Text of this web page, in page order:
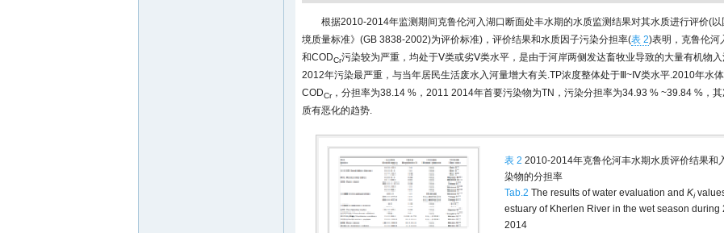
根据2010-2014年监测期间克鲁伦河入湖口断面处丰水期的水质监测结果对其水质进行评价(
境质量标准》(GB 3838-2002)为评价标准)，评价结果和水质因子污染分担率(表 2)表明，克鲁伦河
和CODCr污染较为严重，均处于Ⅴ类或劣Ⅴ类水平，是由于河岸两侧发达畜牧业导致的大量有机物入
2012年污染最严重，与当年居民生活废水入河量增大有关.TP浓度整体处于Ⅲ~Ⅳ类水平.2010年水
CODCr，分担率为38.14 %，2011 2014年首要污染物为TN，污染分担率为34.93 % ~39.84 %，
质有恶化的趋势.
表 2 2010-2014年克鲁伦河丰水期水质评价结果和
染物的分担率
Tab.2 The results of water evaluation and Ki
estuary of Kherlen River in the wet season during
2014